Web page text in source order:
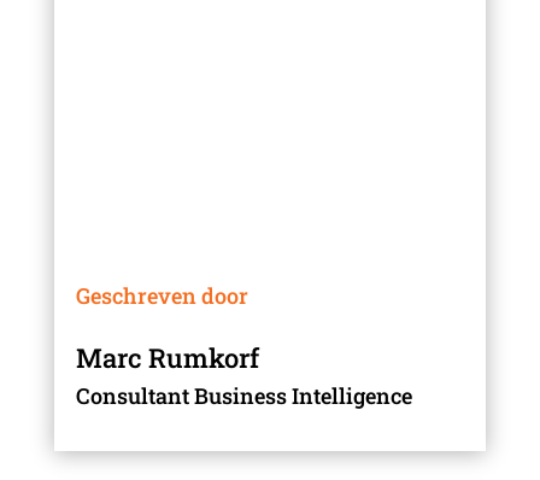
Geschreven door
Marc Rumkorf
Consultant Business Intelligence